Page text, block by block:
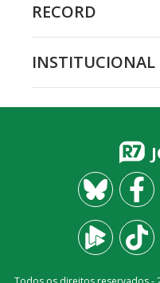
RECORD
INSTITUCIONAL